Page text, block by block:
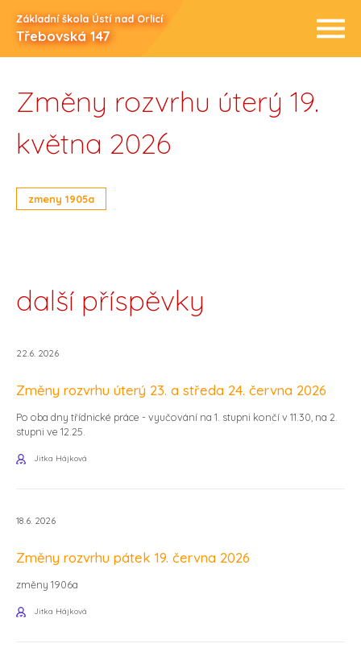
Základní škola Ústí nad Orlicí
Třebovská 147
Změny rozvrhu úterý 19.
května 2026
zmeny 1905a
další příspěvky
22.6. 2026
Změny rozvrhu úterý 23. a středa 24. června 2026
Po oba dny třídnické práce - vyučování na 1. stupni končí v 11.30, na 2.
stupni ve 12.25.
Jitka Hájková
18.6. 2026
Změny rozvrhu pátek 19. června 2026
změny 1906a
Jitka Hájková